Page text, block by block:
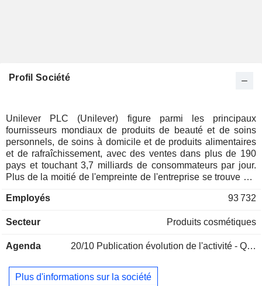
Profil Société
Unilever PLC (Unilever) figure parmi les principaux
fournisseurs mondiaux de produits de beauté et de soins
personnels, de soins à domicile et de produits alimentaires
et de rafraîchissement, avec des ventes dans plus de 190
pays et touchant 3,7 milliards de consommateurs par jour.
Plus de la moitié de l'empreinte de l'entreprise se trouve sur
compte environ 400 marques présentes dans les foyers du
Hellmann's, Vaseline, TRESemmé, Lux, Axe, Sunsilk et
sous-tend la stratégie de l'entreprise. Le plan de vie durable
croissance et la confiance, en éliminant les coûts et en
réduisant les risques. Depuis 2010, la société a pris des
Employés 93 732
Secteur Produits cosmétiques
Agenda 20/10 Publication évolution de l'activité - Q3 2026
Plus d'informations sur la société